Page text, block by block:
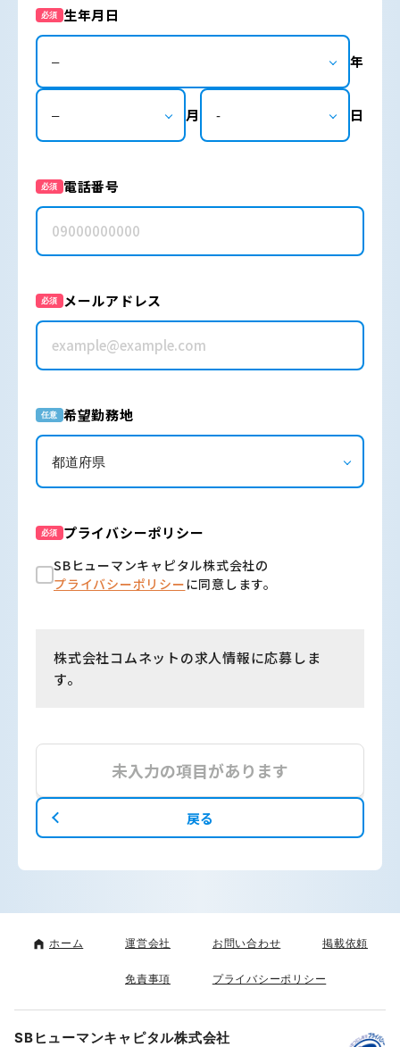
必須 生年月日
年
月 日
必須 電話番号
必須 メールアドレス
任意 希望勤務地
必須 プライバシーポリシー
SBヒューマンキャピタル株式会社の
プライバシーポリシーに同意します。
株式会社コムネットの求人情報に応募しま
す。
未入力の項目があります
戻る
ホーム 運営会社 お問い合わせ 掲載依頼
免責事項 プライバシーポリシー
SBヒューマンキャピタル株式会社